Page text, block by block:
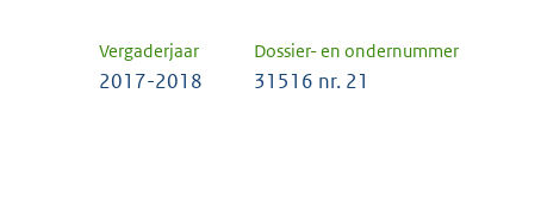
Vergaderjaar Dossier- en ondernummer
2017-2018 31516 nr. 21